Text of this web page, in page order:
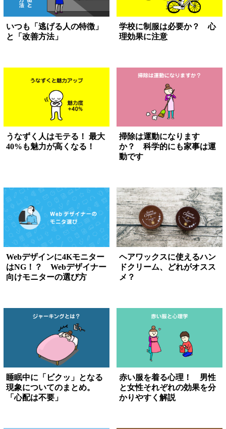
いつも「逃げる人の特徴」
と「改善方法」
学校に制服は必要か？ 心
理効果に注意
うなずく人はモテる！ 最大
40%も魅力が高くなる！
掃除は運動になります
か？ 科学的にも家事は運
動です
Webデザインに4Kモニター
はNG！？ Webデザイナー
向けモニターの選び方
ヘアワックスに使えるハン
ドクリーム、どれがオスス
メ？
睡眠中に「ビクッ」となる
現象についてのまとめ。
「心配は不要」
赤い服を着る心理！ 男性
と女性それぞれの効果を分
かりやすく解説